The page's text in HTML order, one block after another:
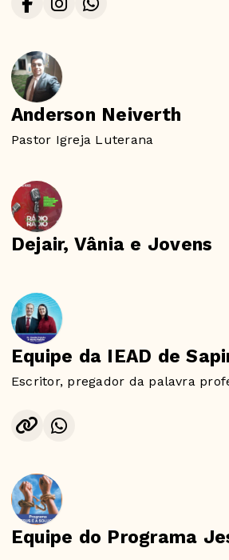
Anderson Neiverth
Pastor Igreja Luterana
Dejair, Vânia e Jovens
Escritor, pregador da palavra